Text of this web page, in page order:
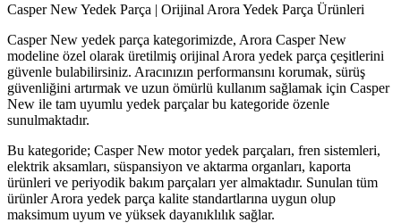
Casper New Yedek Parça | Orijinal Arora Yedek Parça Ürünleri
Casper New yedek parça kategorimizde, Arora Casper New
modeline özel olarak üretilmiş orijinal Arora yedek parça çeşitlerini
güvenle bulabilirsiniz. Aracınızın performansını korumak, sürüş
güvenliğini artırmak ve uzun ömürlü kullanım sağlamak için Casper
New ile tam uyumlu yedek parçalar bu kategoride özenle
sunulmaktadır.
Bu kategoride; Casper New motor yedek parçaları, fren sistemleri,
elektrik aksamları, süspansiyon ve aktarma organları, kaporta
ürünleri ve periyodik bakım parçaları yer almaktadır. Sunulan tüm
ürünler Arora yedek parça kalite standartlarına uygun olup
maksimum uyum ve yüksek dayanıklılık sağlar.